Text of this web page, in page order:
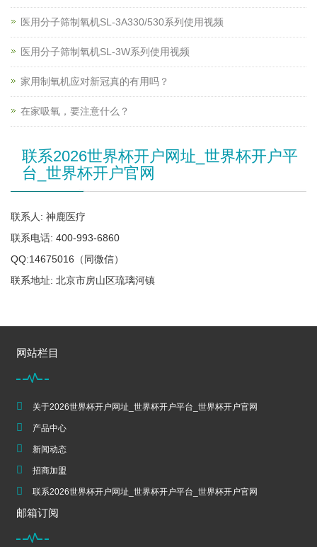
医用分子筛制氧机SL-3A330/530系列使用视频
医用分子筛制氧机SL-3W系列使用视频
家用制氧机应对新冠真的有用吗？
在家吸氧，要注意什么？
联系2026世界杯开户网址_世界杯开户平
台_世界杯开户官网
联系人: 神鹿医疗
联系电话: 400-993-6860
QQ:14675016（同微信）
联系地址: 北京市房山区琉璃河镇
网站栏目
关于2026世界杯开户网址_世界杯开户平台_世界杯开户官网
产品中心
新闻动态
招商加盟
联系2026世界杯开户网址_世界杯开户平台_世界杯开户官网
邮箱订阅